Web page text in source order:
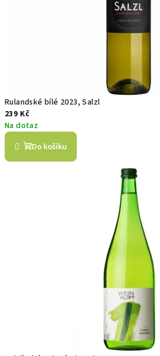
Rulandské bílé 2023, Salzl
239 Kč
Na dotaz
Do košíku